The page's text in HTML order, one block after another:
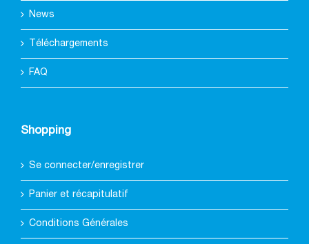
News
Téléchargements
FAQ
Shopping
Se connecter/enregistrer
Panier et récapitulatif
Conditions Générales